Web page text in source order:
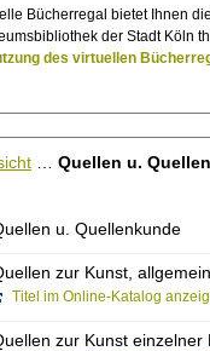
Bücherregal bietet Ihnen
der Stadt Köln
des virtuellen
Quellen u.
u. Quellenkunde
zur Kunst,
Titel im Online-Katalog
zur Kunst